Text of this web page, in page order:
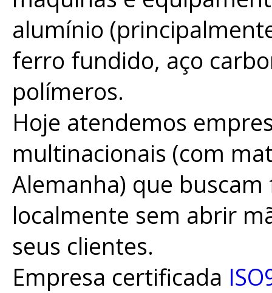
alumínio
ferro fundido, aço
polímeros.
Hoje atendemos
multinacionais (com
Alemanha) que
localmente sem abrir
seus clientes.
Empresa certificada